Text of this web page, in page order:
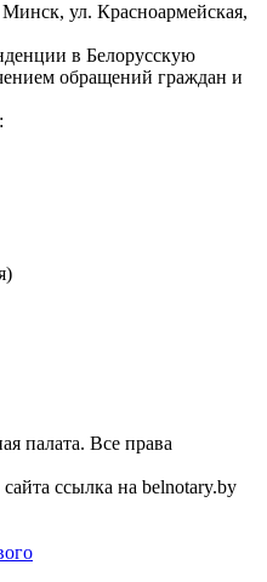
Минск, ул. Красноармейская,
в Белорусскую
обращений граждан и
палата. Все права
ссылка на belnotary.by